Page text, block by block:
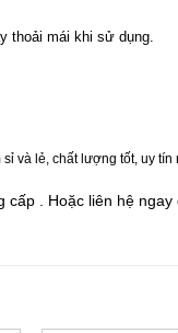
thoải mái khi sử dụng.
và lẻ, chất lượng tốt, uy tín
cấp . Hoặc liên hệ ngay